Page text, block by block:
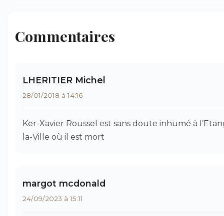
Commentaires
LHERITIER Michel
28/01/2018 à 14:16
Ker-Xavier Roussel est sans doute inhumé à
la-Ville où il est mort
margot mcdonald
24/09/2023 à 15:11